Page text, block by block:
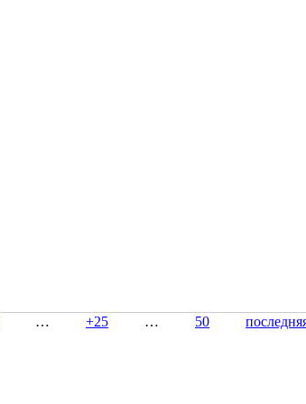
… +25 … 50